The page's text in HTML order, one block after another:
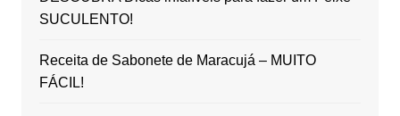
SUCULENTO!
Receita de Sabonete de Maracujá – MUITO
FÁCIL!